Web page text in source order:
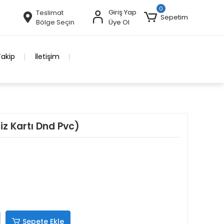
Teslimat
Bölge Seçin
Giriş Yap
Üye Ol
0
Sepetim
İletişim
Kartı Dnd Pvc)
Sepete Ekle